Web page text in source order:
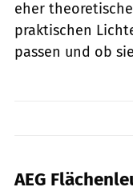
eher
praktischen
passen und ob
AEG